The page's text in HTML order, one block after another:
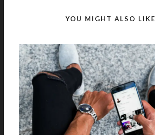
YOU MIGHT ALSO LIKE